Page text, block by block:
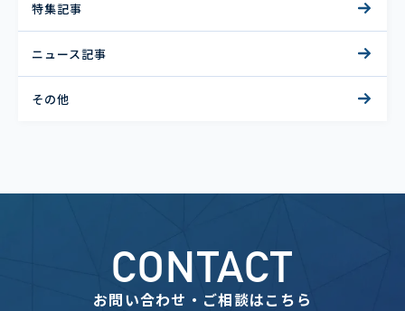
特集記事
ニュース記事
その他
CONTACT
お問い合わせ・ご相談はこちら